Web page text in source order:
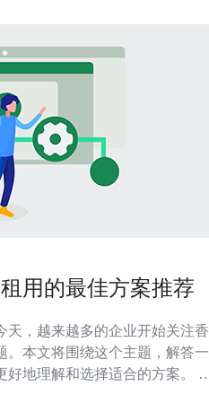
用的最佳方案推荐
天，越来越多的企业开始关注香
。本文将围绕这个主题，解答一
地理解和选择适合的方案。 1.